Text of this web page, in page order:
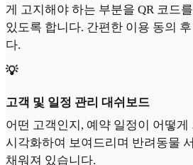
게 고지해야 하는 부분을 QR 코드
있도록 합니다. 간편한 이용 동의
다.
💡
고객 및 일정 관리 대쉬보드
어떤 고객인지, 예약 일정이 어떻게
시각화하여 보여드리며 반려동물
채워져 있습니다.